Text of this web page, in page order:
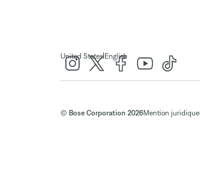
United States| English
© Bose Corporation 2026Mention juridique